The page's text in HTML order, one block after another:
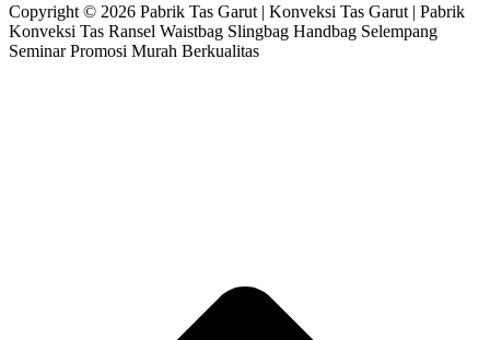
Copyright © 2026 Pabrik Tas Garut | Konveksi Tas Garut | Pabrik
Konveksi Tas Ransel Waistbag Slingbag Handbag Selempang
Seminar Promosi Murah Berkualitas